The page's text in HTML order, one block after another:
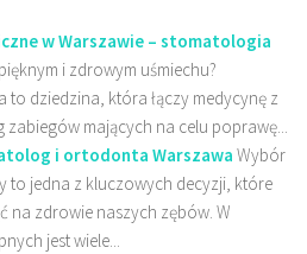
w Warszawie – stomatologia
i zdrowym uśmiechu?
to dziedzina, która łączy medycynę z
zabiegów mających na celu poprawę...
i ortodonta Warszawa Wybór
to jedna z kluczowych decyzji, które
na zdrowie naszych zębów. W
jest wiele...